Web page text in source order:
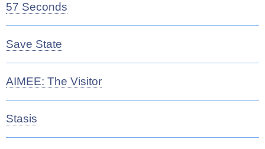
57 Seconds
Save State
AIMEE: The Visitor
Stasis